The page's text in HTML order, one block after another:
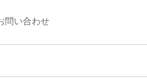
問い合わせ